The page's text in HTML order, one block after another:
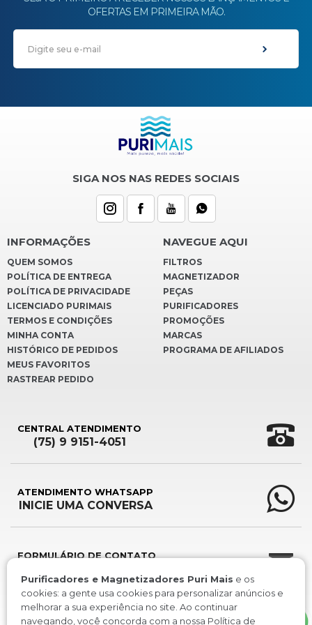
OFERTAS EM PRIMEIRA MÃO.
SIGA NOS NAS REDES SOCIAIS
INFORMAÇÕES
QUEM SOMOS
POLÍTICA DE ENTREGA
POLÍTICA DE PRIVACIDADE
LICENCIADO PURIMAIS
TERMOS E CONDIÇÕES
MINHA CONTA
HISTÓRICO DE PEDIDOS
MEUS FAVORITOS
RASTREAR PEDIDO
NAVEGUE AQUI
FILTROS
MAGNETIZADOR
PEÇAS
PURIFICADORES
PROMOÇÕES
MARCAS
PROGRAMA DE AFILIADOS
CENTRAL ATENDIMENTO
(75) 9 9151-4051
ATENDIMENTO WHATSAPP
INICIE UMA CONVERSA
FORMULÁRIO DE CONTATO
Purificadores e Magnetizadores Puri Mais e os
cookies: a gente usa cookies para personalizar anúncios e
melhorar a sua experiência no site. Ao continuar
navegando, você concorda com a nossa Política de